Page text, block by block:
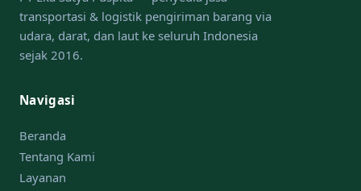
transportasi & logistik pengiriman barang via
udara, darat, dan laut ke seluruh Indonesia
sejak 2016.
Navigasi
Beranda
Tentang Kami
Layanan